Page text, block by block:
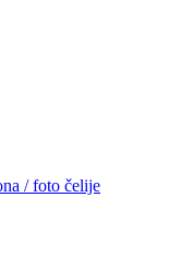
/ foto čelije